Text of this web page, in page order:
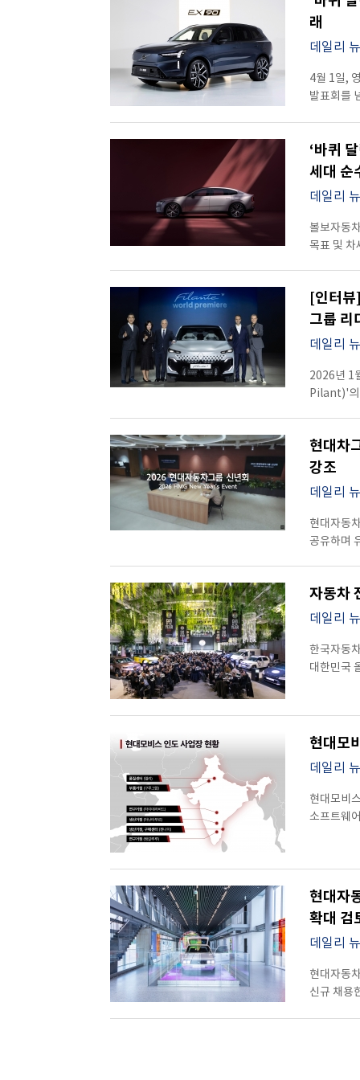
차체 강성
전자제어
(HBC)
기존보다
흥미로웠
고객들이
대한민국
실감할 수 있는 순간이었다.
자리를 지
있었다. 익
임재범기
자율주행
직접 마주
시대를 미
가능하다
‘동승자’에 가까운 존재다. 내비
구조를 과
안내와 온
무엇보다
화면을 모
정보는 플
높여준다. 플레오스 커넥트의 또 다른 핵심은 ‘앱 마켓(App Market)’이다. 자동차가
더 이상
보여주는
없이도 콘
앞으로는
개발자들
하나의 ‘
플레오스
조작하는
현대차그
2030년까지 약
진짜 변화
버튼을 눌
사용되며,
선명하게
차체는
부드럽게
경계를 허
보이는 공
요소를 과
훨씬 더
흐를수록
‘계속 성장하는 존재’
전기차가
보여준다.
333마력
약 3.9초
움직임이 인상적이다. 전동화 시대의
최대 약
주행거리
약
하나의 의
세단의 방
시장을 겨
인상적이었다. 다만 EM90의 한국 시장 출시 여부는 아직 명확하지
중국 시
프리미엄
완전히 배
향후 도입을 검토
재편된 전
던지는 존
메시지로
기술의 방
있다는
그리고 기
중국(베
르노코리
전환이다.
기능과 성
제어하며,
아우르는
기반 강화
계획이며,
동시에 확
생산 체
SUV 및 크
충전 효율,
시장 내
Tech)를
경쟁력을 강화할 계획이다.
낸다. 연구
구조를 구
전반의 혁신까지 이끌
전략과도
거점으로,
이는 단순
커졌음을 의미한다. 결국 르노코리아의 ‘퓨처
혁신과 전
생산, 파트
확고한 입
보여줬습니다. 행사장에 들어서자 가장 먼저 시선을 사로잡은 것은
개념을 완
디스플레
없이 자연
만든 기술
블랙은 더
디스플레이와는 확연
미래차의
기술은 단
‘하만 레
정차하거
경험으로
더해지면
체감했습니다. 한 단계 더 나아간 기술은 ‘하만 레디 비전 AR
HUD가
보여주는’
표시되면
하는 ‘하
인게이지
차별화됐
정보를 전
UX의 방향성을 명확
가장 현실
상태를 파
인식 기능
기술로 보
차량은 더
미리 알려
것으로 보였습니다. 개발 환경 측면에서 공
이상의 차
카오디오
즐길 수
만들어내
‘음향 장비’
기술들은
‘현실적인
구성하는
단순한 기
빠르게 달
래
데일리
4월 1일,
발표회를
경험존은
‘자동차’라
선을 덜어
위한 결정
넘어 빛을
DRL이
살아있는
여백의 미
미래적인 매력을 뿜어냈습
머무르지
Core)’라
차량이 스
보여준다
데시보드
거의 흡사
가능성 철학을 보여주
예술적이
디스플레
빠른 반응
안전성에
5개의 레
인식하고
첨단 안전
기반 안전
Wilkins)’
사운드시
위치와 실
어우러져
공간’임을
‘사운드 라운지’를
인증받지
안정적이
680마력에
볼보의 자
트림은 1
공략하려는 의지가
분명했습
중심 철학
‘바퀴
세대 순
데일리
볼보자동
목표 및 차
시장 4위
위상을 이
네이버 웨
경험을 강
프리미엄
강화한 플
성과를 거
EX30
기록하며
“불안정한
결과”라
깊이 경험
나갈 것”이라고 밝혔다. 차세대 순
플래그십
두 모델은
소프트웨
지속적으
철학을 바
통해, 프
포함한
구축하고,
서비스는
차량 내에
차량 상태
정비를
환경을 구
업데이트·
지속적인
대구에
고객 접
[인터
그룹 리
데일리
2026년 1
Pilant)'의
부회장 등
전달했습
의미를 갖
결과물이
전략적 프
엔지니어
이어졌다고
of
기술 영역
한국을 기
한국에서
이번 차의
미래 비전
브랜드
& CEO of
꾸준히 주
원하면서
한국적 감
기대됩니다."라고 강조
밝혔습니
최적의 운
안내를 제
총괄 부
현대차
강조
데일리
현대자동
공유하며
메시지를
제품의 새
체질 개선
밝혔습니
깊은 논의
방향성에
역설했습니다. 정 회장님은 현대차그룹이 보유한 ‘움직이는 실체
공정’ 데
설계와 제
분야에서
모빌리티
동력에 대한 기대감을
동커볼케
강조하며,
과감한 도전과 혁
“변화는
나아가는
자동차
데일리
한국자동
대한민국
이름을 올
이어지던 글
2023년
늘어났다.
원인으로
차종에서
(FCEV)
신설해
트렌드를
대한민국
크로스오
△올해의
소프트테
△올해의
하이브
현대모
데일리
현대모비
소프트웨
현대모비
엿볼 수 있습니다. 현대모비스는 이러한 혁신
강화에 집
연구 분소
만합니다.
대응하며
인포테인
미래 모
현대자
확대 검
데일리
현대자동
신규 채용
채용은